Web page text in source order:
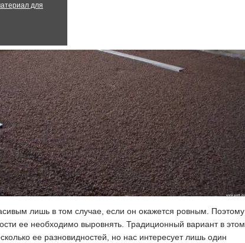
для
лишь в том случае, если он окажется ровным. Поэтому
ее необходимо выровнять. Традиционный вариант в этом
ее разновидностей, но нас интересует лишь один